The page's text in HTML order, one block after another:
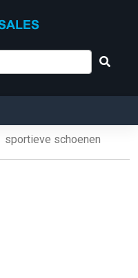
sportieve schoenen